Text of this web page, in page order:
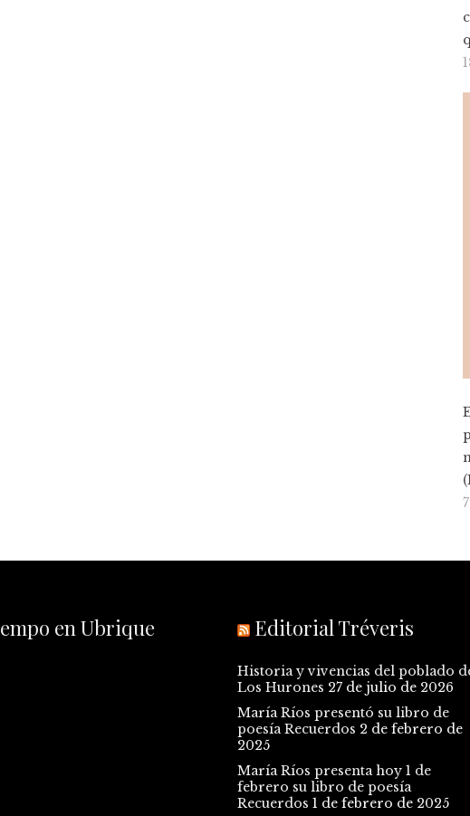
en Ubrique Editorial Tréveris
Historia y vivencias del poblado
Los Hurones 27 de julio de 2026
María Ríos presentó su libro de
poesía Recuerdos 2 de febrero de
2025
María Ríos presenta hoy 1 de
febrero su libro de poesía
Recuerdos 1 de febrero de 2025